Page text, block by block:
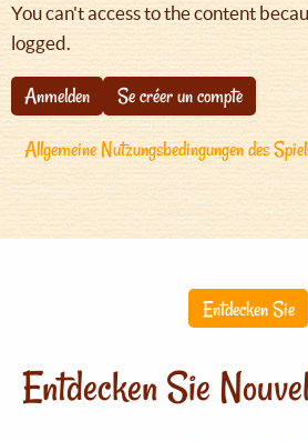
You can't access to the content
logged.
Anmelden
Se créer un compte
Allgemeine Nutzungsbedingungen des
Entdecken Sie
Entdecken Sie